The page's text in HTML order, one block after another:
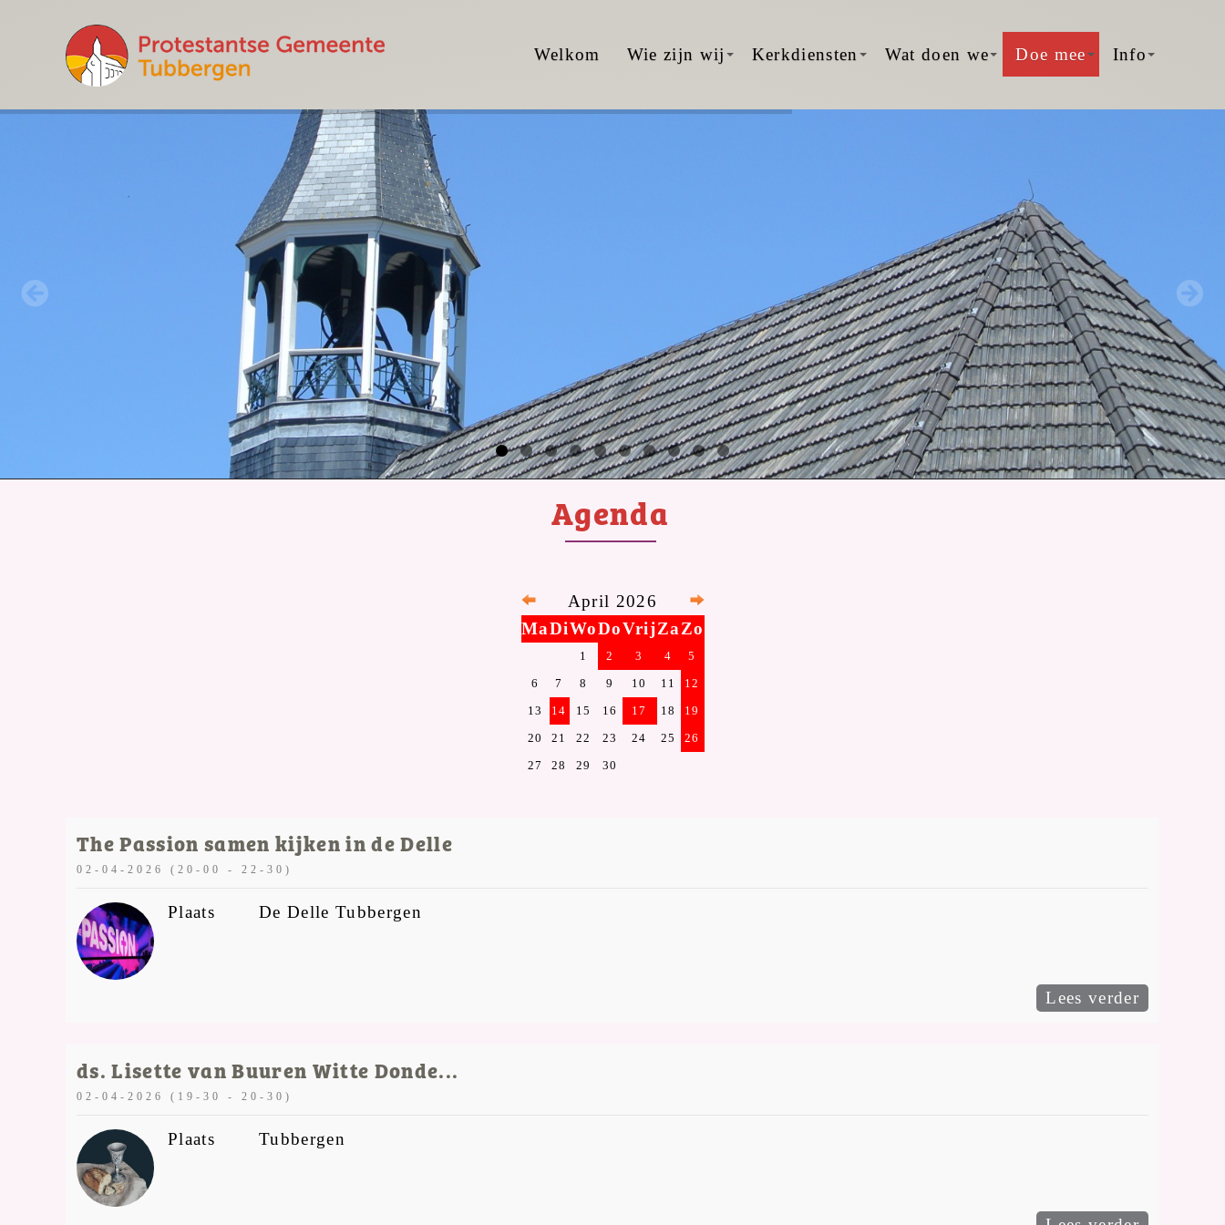
Welkom Wie zijn wij Kerkdiensten Wat doen we Doe mee Info
Agenda
April 2026
MaDiWoDoVrijZaZo
1 2 3 4
5
6
7 8 9 10 11
12
13
14 15 16 17 18
19
20
21 22 23 24 25
26
27
28 29 30
The Passion samen kijken in de Delle
02-04-2026 (20-00 - 22-30)
Plaats De Delle Tubbergen
Lees verder
ds. Lisette van Buuren Witte Donde...
02-04-2026 (19-30 - 20-30)
Plaats Tubbergen